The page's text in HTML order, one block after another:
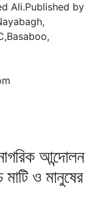
Ali.Published by
আন্দোলন
ও মানুষের